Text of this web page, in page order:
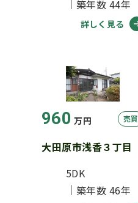
築年数 44年
詳しく見る
960 万円 売買
大田原市浅香３丁目
5DK
築年数 46年